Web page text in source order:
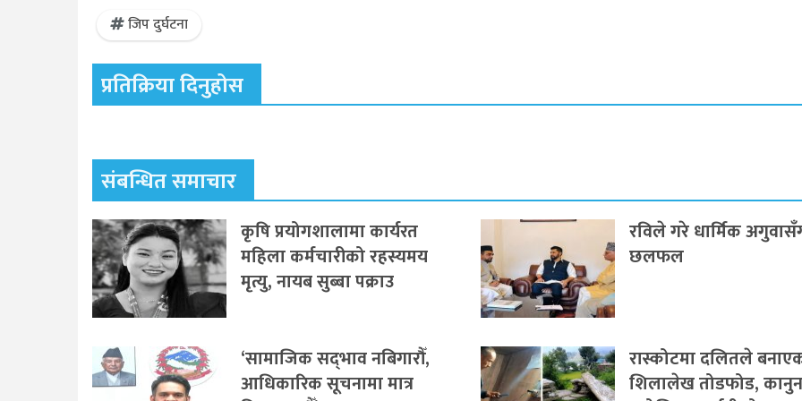
जिप दुर्घटना
प्रतिक्रिया दिनुहोस
संबन्धित समाचार
कृषि प्रयोगशालामा कार्यरत
महिला कर्मचारीको रहस्यमय
मृत्यु, नायब सुब्बा पक्राउ
रविले गरे धार्मिक
छलफल
‘सामाजिक सद्‌भाव नबिगारौँ,
आधिकारिक सूचनामा मात्र
रास्कोटमा दलितले
शिलालेख तोडफोड, कानुन